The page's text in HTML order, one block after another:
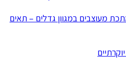
מעוצבים במגוון גדלים – תאים